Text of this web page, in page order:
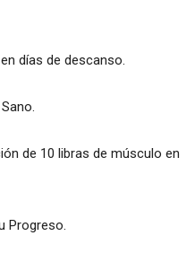
días de descanso.
de 10 libras de músculo en
Progreso.